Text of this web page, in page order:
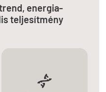
energia-
teljesítmény